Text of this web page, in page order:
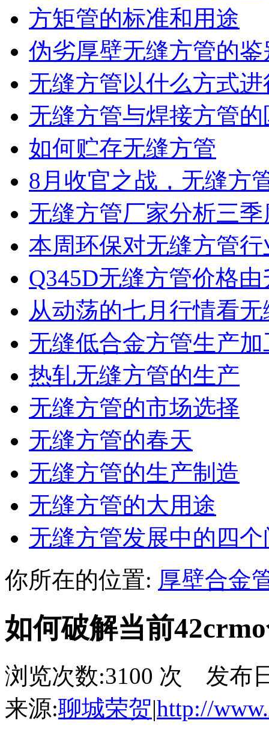
方矩管的标准和用途
伪劣厚壁无缝方管的
无缝方管以什么方式
无缝方管与焊接方管的
如何贮存无缝方管
8月收官之战，无缝方
无缝方管厂家分析三
本周环保对无缝方管
Q345D无缝方管价格
从动荡的七月行情看
无缝低合金方管生产
热轧无缝方管的生产
无缝方管的市场选择
无缝方管的春天
无缝方管的生产制造
无缝方管的大用途
无缝方管发展中的四个
你所在的位置: 厚壁合金
如何破解当前
浏览次数:3100 次 发布
来源:聊城荣贺|http://